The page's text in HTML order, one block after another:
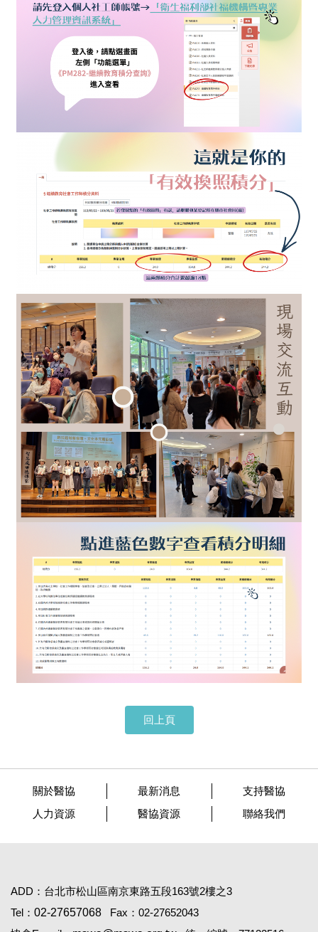
回上頁
關於醫協 最新消息
支持醫協
人力資源
醫協資源 聯絡我們
ADD：台北市松山區南京東路五段163號2樓之3
Tel： 02-27657068
Fax：02-27652043